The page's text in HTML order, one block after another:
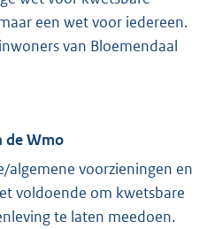
een wet voor iedereen.
van Bloemendaal
de Wmo
algemene voorzieningen en
voldoende om kwetsbare
te laten meedoen.